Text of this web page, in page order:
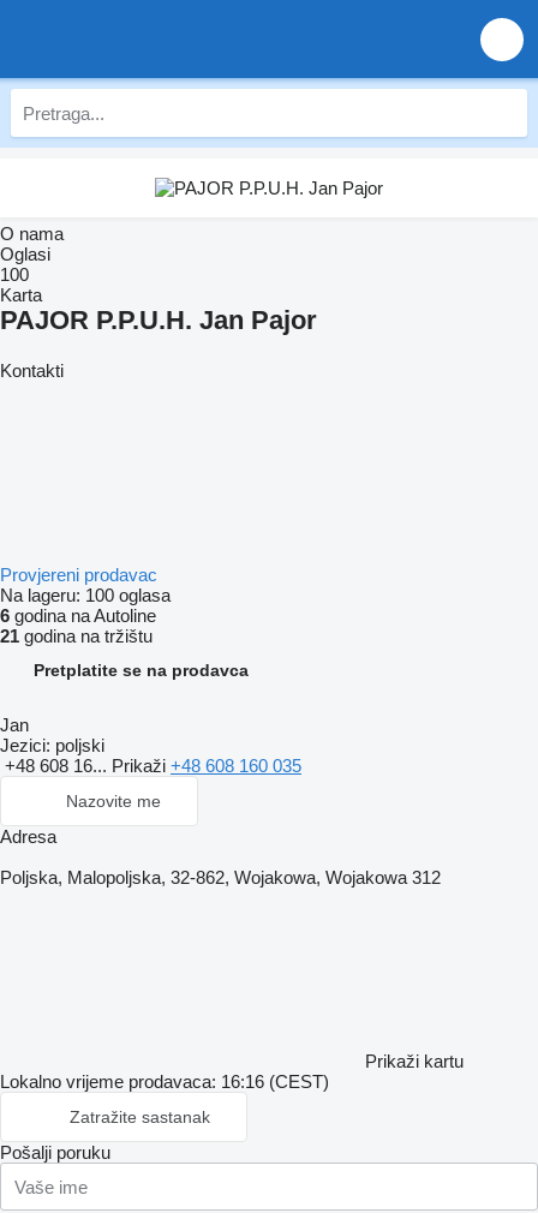
O nama
Oglasi
100
Karta
PAJOR P.P.U.H. Jan Pajor
Kontakti
Provjereni prodavac
Na lageru: 100 oglasa
6 godina na Autoline
21 godina na tržištu
Pretplatite se na prodavca
Jan
Jezici: poljski
+48 608 16... Prikaži +48 608 160 035
Nazovite me
Adresa
Poljska, Malopoljska, 32-862, Wojakowa, Wojakowa 312
Prikaži kartu
Lokalno vrijeme prodavaca: 16:16 (CEST)
Zatražite sastanak
Pošalji poruku